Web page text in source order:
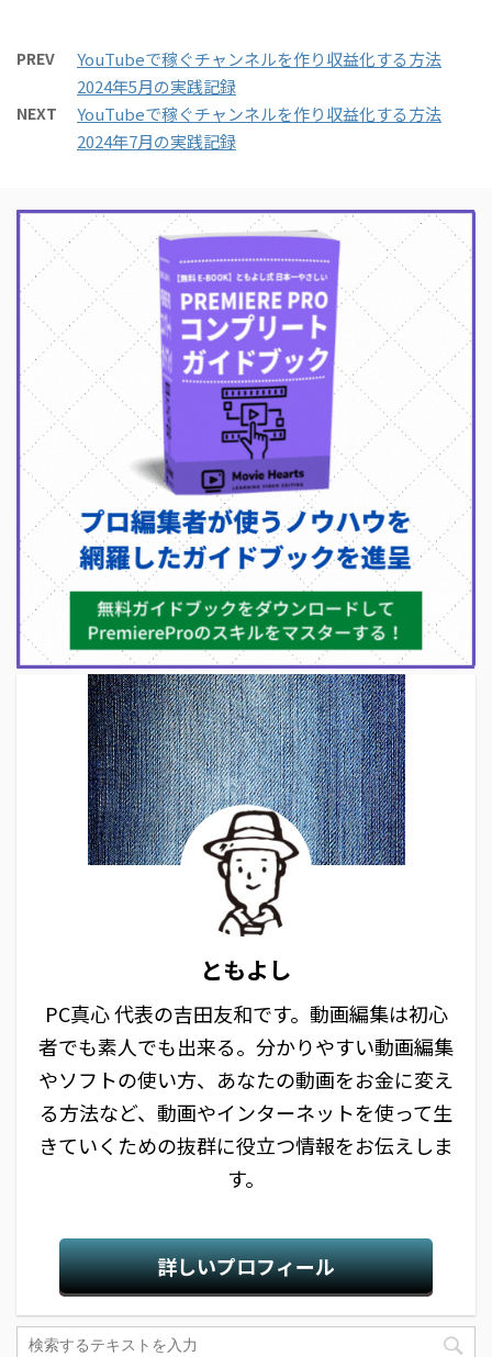
PREV
YouTubeで稼ぐチャンネルを作り収益化する方法
2024年5月の実践記録
NEXT
YouTubeで稼ぐチャンネルを作り収益化する方法
2024年7月の実践記録
ともよし
PC真心 代表の吉田友和です。動画編集は初心
者でも素人でも出来る。分かりやすい動画編集
やソフトの使い方、あなたの動画をお金に変え
る方法など、動画やインターネットを使って生
きていくための抜群に役立つ情報をお伝えしま
す。
詳しいプロフィール